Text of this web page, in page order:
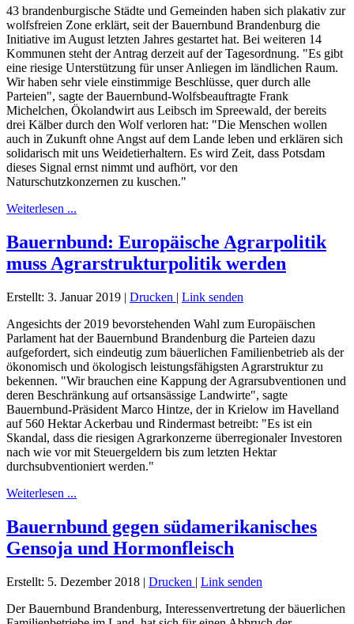
43 brandenburgische Städte und Gemeinden haben sich plakativ zur
wolfsfreien Zone erklärt, seit der Bauernbund Brandenburg die
Initiative im August letzten Jahres gestartet hat. Bei weiteren 14
Kommunen steht der Antrag derzeit auf der Tagesordnung. "Es gibt
eine riesige Unterstützung für unser Anliegen im ländlichen Raum.
Wir haben sehr viele einstimmige Beschlüsse, quer durch alle
Parteien", sagte der Bauernbund-Wolfsbeauftragte Frank
Michelchen, Ökolandwirt aus Leibsch im Spreewald, der bereits
drei Kälber durch den Wolf verloren hat: "Die Menschen wollen
auch in Zukunft ohne Angst auf dem Lande leben und erklären sich
solidarisch mit uns Weidetierhaltern. Es wird Zeit, dass Potsdam
dieses Signal ernst nimmt und aufhört, vor den
Naturschutzkonzernen zu kuschen."
Weiterlesen ...
Bauernbund: Europäische Agrarpolitik
muss Agrarstrukturpolitik werden
Erstellt: 3. Januar 2019 | Drucken | Link senden
Angesichts der 2019 bevorstehenden Wahl zum Europäischen
Parlament hat der Bauernbund Brandenburg die Parteien dazu
aufgefordert, sich eindeutig zum bäuerlichen Familienbetrieb als der
ökonomisch und ökologisch leistungsfähigsten Agrarstruktur zu
bekennen. "Wir brauchen eine Kappung der Agrarsubventionen und
deren Beschränkung auf ortsansässige Landwirte", sagte
Bauernbund-Präsident Marco Hintze, der in Krielow im Havelland
auf 560 Hektar Ackerbau und Rindermast betreibt: "Es ist ein
Skandal, dass die riesigen Agrarkonzerne überregionaler Investoren
nach wie vor mit Steuergeldern bis zum letzten Hektar
durchsubventioniert werden."
Weiterlesen ...
Bauernbund gegen südamerikanisches
Gensoja und Hormonfleisch
Erstellt: 5. Dezember 2018 | Drucken | Link senden
Der Bauernbund Brandenburg, Interessenvertretung der bäuerlichen